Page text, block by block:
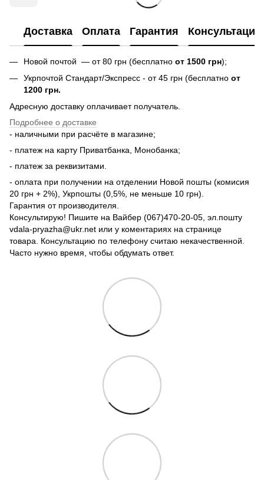
Доставка Оплата Гарантия Консультация
Новой почтой — от 80 грн (бесплатно от 1500 грн);
Укрпочтой Стандарт/Экспресс - от 45 грн (бесплатно от
1200 грн.
Адресную доставку оплачивает получатель.
Подробнее о доставке
- наличными при расчёте в магазине;
- платеж на карту Приватбанка, Монобанка;
- платеж за реквизитами.
- оплата при получении на отделении Новой пошты (комисия
20 грн + 2%), Укрпошты (0,5%, не меньше 10 грн).
Гарантия от производителя.
Консультирую! Пишите на Вайбер (067)470-20-05, эл.пошту
vdala-pryazha@ukr.net или у коментариях на странице
товара. Консультацию по телефону считаю некачественной.
Часто нужно время, чтобы обдумать ответ.